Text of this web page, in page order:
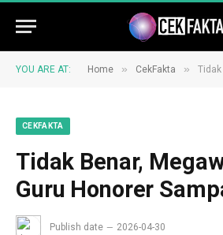
YOU ARE AT: Home » CekFakta » Tidak
CEKFAKTA
Tidak Benar,
Guru Honorer
Publish date 2026-04-30